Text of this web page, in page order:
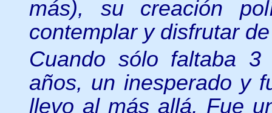
más), su creación
contemplar y disfrutar
Cuando sólo faltaba
años, un inesperado y
llevo al más allá. Fue